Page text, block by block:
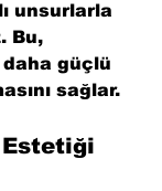
unsurlarla
Bu,
güçlü
sağlar.